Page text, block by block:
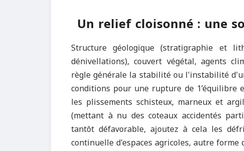
Un relief cloisonné : une
Structure géologique (stratigraphie et
dénivellations), couvert végétal, agents
règle générale la stabilité ou l'instabilité
conditions pour une rupture de
les plissements schisteux, marneux et
(mettant à nu des coteaux accidentés
tantôt défavorable, ajoutez à cela les
continuelle d'espaces agricoles, autre forme